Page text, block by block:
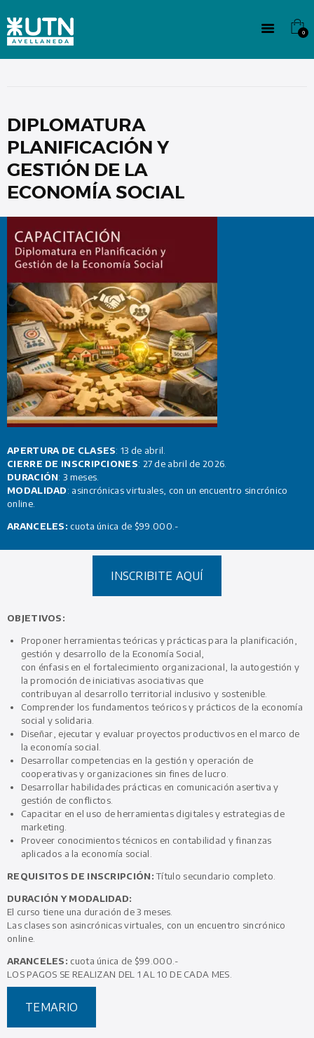
0
CULTURA
DIPLOMATURA
PLANIFICACIÓN Y
GESTIÓN DE LA
ECONOMÍA SOCIAL
APERTURA DE CLASES: 13 de abril.
CIERRE DE INSCRIPCIONES: 27 de abril de 2026.
DURACIÓN: 3 meses.
MODALIDAD: asincrónicas virtuales, con un encuentro sincrónico
online.
ARANCELES:cuota única de $99.000.-
INSCRIBITE AQUÍ
OBJETIVOS:
Proponer herramientas teóricas y prácticas para la planificación,
gestión y desarrollo de la Economía Social,
con énfasis en el fortalecimiento organizacional, la autogestión y
la promoción de iniciativas asociativas que
contribuyan al desarrollo territorial inclusivo y sostenible.
Comprender los fundamentos teóricos y prácticos de la economía
social y solidaria.
Diseñar, ejecutar y evaluar proyectos productivos en el marco de
la economía social.
Desarrollar competencias en la gestión y operación de
cooperativas y organizaciones sin fines de lucro.
Desarrollar habilidades prácticas en comunicación asertiva y
gestión de conflictos.
Capacitar en el uso de herramientas digitales y estrategias de
marketing.
Proveer conocimientos técnicos en contabilidad y finanzas
aplicados a la economía social.
REQUISITOS DE INSCRIPCIÓN:Título secundario completo.
DURACIÓN Y MODALIDAD:
El curso tiene una duración de 3 meses.
Las clases son asincrónicas virtuales, con un encuentro sincrónico
online.
ARANCELES: cuota única de $99.000.-
LOS PAGOS SE REALIZAN DEL 1 AL 10 DE CADA MES.
TEMARIO